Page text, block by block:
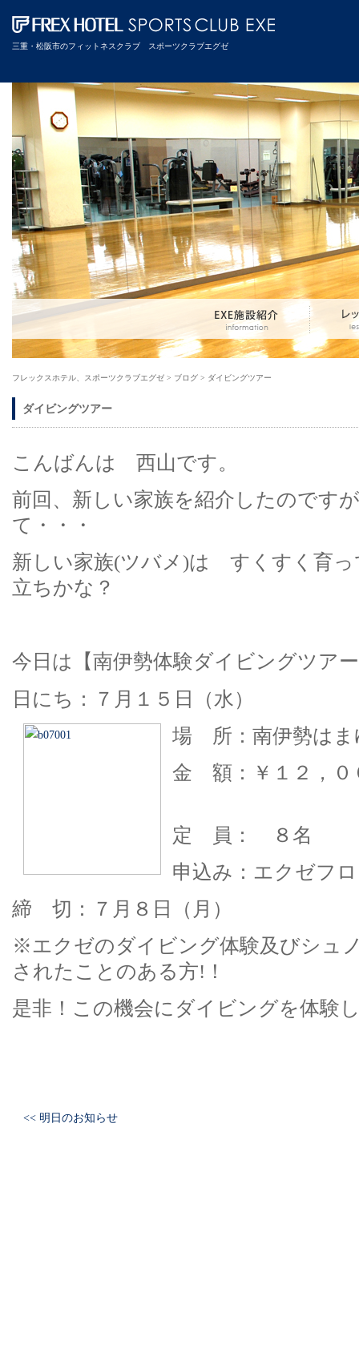
三重・松阪市のフィットネスクラブ スポーツクラブエグゼ
フレックスホテル、スポーツクラブエグゼ > ブログ > ダイビングツアー
ダイビングツアー
こんばんは 西山です。
前回、新しい家族を紹介したのです
て・・・
新しい家族(ツバメ)は すくすく育っ
立ちかな？
今日は【南伊勢体験ダイビングツア
日にち：７月１５
場 所：南伊勢はま
金 額：￥１２，
定 員： ８名
申込み：エクゼフ
締 切：７月８日（月）
※エクゼのダイビング体験及びシュ
されたことのある方!！
是非！この機会にダイビングを体験
<< 明日のお知らせ